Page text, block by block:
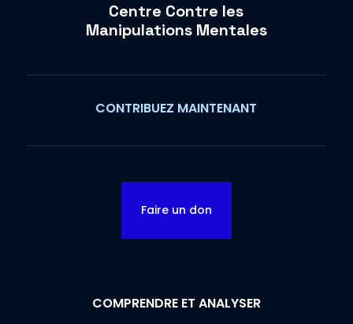
Centre Contre les
Manipulations Mentales
CONTRIBUEZ MAINTENANT
Faire un don
COMPRENDRE ET ANALYSER